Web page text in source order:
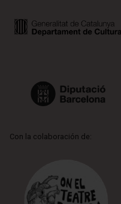
Con la colaboración de: